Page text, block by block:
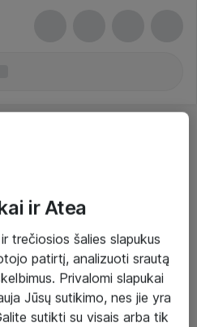
ir Atea
trečiosios šalies slapukus
patirtį, analizuoti srautą
Privalomi slapukai
Jūsų sutikimo, nes jie yra
sutikti su visais arba tik